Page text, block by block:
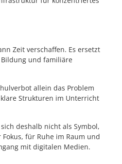
Zeit verschaffen. Es ersetzt
und familiäre
allein das Problem
Strukturen im Unterricht
deshalb nicht als Symbol,
für Ruhe im Raum und
mit digitalen Medien.